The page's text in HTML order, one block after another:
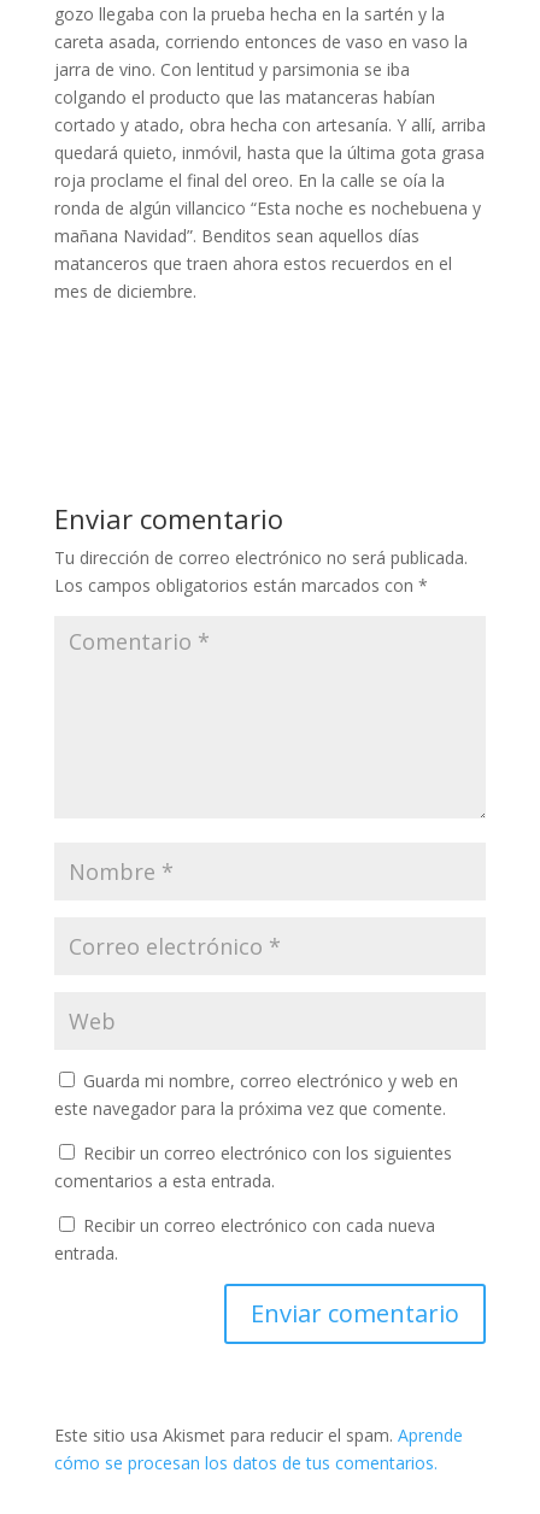
gozo llegaba con la prueba hecha en la sartén y la
careta asada, corriendo entonces de vaso en vaso la
jarra de vino. Con lentitud y parsimonia se iba
colgando el producto que las matanceras habían
cortado y atado, obra hecha con artesanía. Y allí, arriba
quedará quieto, inmóvil, hasta que la última gota grasa
roja proclame el final del oreo. En la calle se oía la
ronda de algún villancico “Esta noche es nochebuena y
mañana Navidad”. Benditos sean aquellos días
matanceros que traen ahora estos recuerdos en el
mes de diciembre.
Enviar comentario
Tu dirección de correo electrónico no será publicada.
Los campos obligatorios están marcados con *
Guarda mi nombre, correo electrónico y web en
este navegador para la próxima vez que comente.
Recibir un correo electrónico con los siguientes
comentarios a esta entrada.
Recibir un correo electrónico con cada nueva
entrada.
Este sitio usa Akismet para reducir el spam. Aprende
cómo se procesan los datos de tus comentarios.